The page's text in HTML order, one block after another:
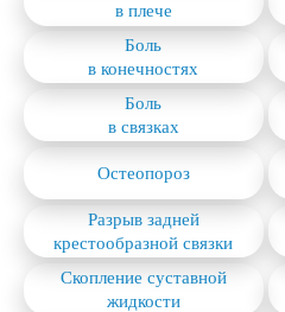
в плече
Боль
в конечностях
Боль
в связках
Остеопороз
Разрыв задней
крестообразной связки
Скопление суставной
жидкости